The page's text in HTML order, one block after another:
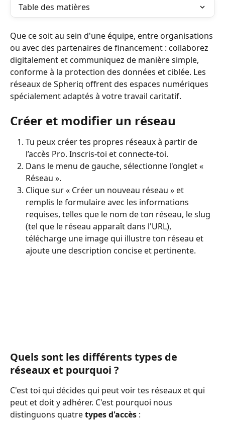
Table des matières
Que ce soit au sein d'une équipe, entre organisations
ou avec des partenaires de financement : collaborez
digitalement et communiquez de manière simple,
conforme à la protection des données et ciblée. Les
réseaux de Spheriq offrent des espaces numériques
spécialement adaptés à votre travail caritatif.
Créer et modifier un réseau
Tu peux créer tes propres réseaux à partir de
l’accès Pro. Inscris-toi et connecte-toi.
Dans le menu de gauche, sélectionne l'onglet «
Réseau ».
Clique sur « Créer un nouveau réseau » et
remplis le formulaire avec les informations
requises, telles que le nom de ton réseau, le slug
(tel que le réseau apparaît dans l'URL),
télécharge une image qui illustre ton réseau et
ajoute une description concise et pertinente.
Quels sont les différents types de
réseaux et pourquoi ?
C'est toi qui décides qui peut voir tes réseaux et qui
peut et doit y adhérer. C'est pourquoi nous
distinguons quatre types d'accès :